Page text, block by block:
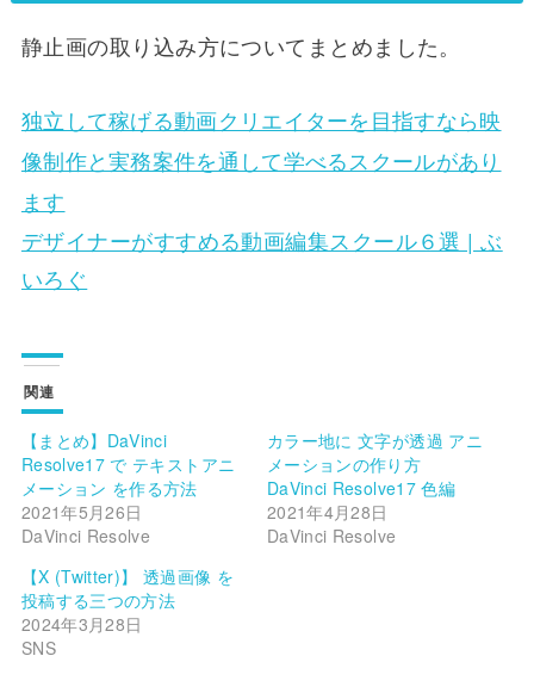
静止画の取り込み方についてまとめました。
独立して稼げる動画クリエイターを目指すなら​映
像制作と実務案件を通して学べるスクールがあり
ます
デザイナーがすすめる動画編集スクール６選 | ぶ
いろぐ
関連
【まとめ】DaVinci
Resolve17 で テキストアニ
メーション を作る方法
2021年5月26日
DaVinci Resolve
カラー地に 文字が透過 アニ
メーションの作り方
DaVinci Resolve17 色編
2021年4月28日
DaVinci Resolve
【X (Twitter)】 透過画像 を
投稿する三つの方法
2024年3月28日
SNS